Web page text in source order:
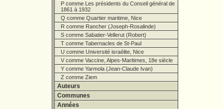
P comme Les présidents du Conseil général de
1861 à 1932
Q comme Quartier maritime, Nice
R comme Rancher (Joseph-Rosalinde)
S comme Sabatier-Vellerut (Robert)
T comme Tabernacles de St-Paul
U comme Université israélite, Nice
V comme Vaccine, Alpes-Maritimes, 18e siècle
Y comme Yarmola (Jean-Claude Ivan)
Z comme Ziem
Auteurs
Communes
Années